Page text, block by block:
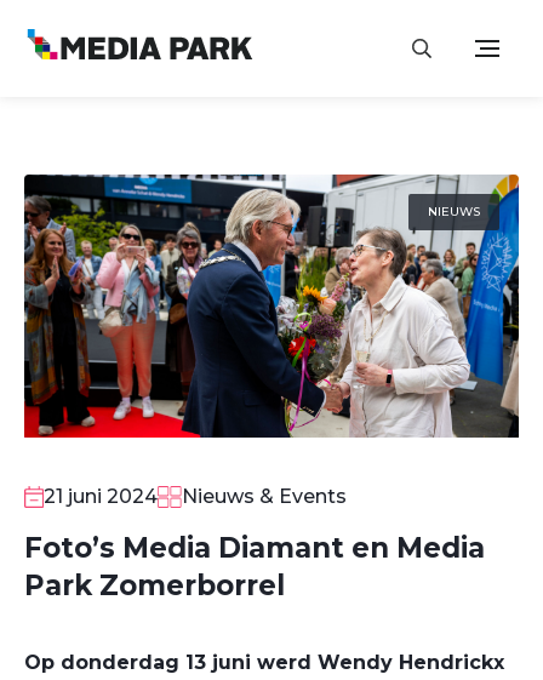
NIEUWS
21 juni 2024 Nieuws & Events
Foto’s Media Diamant en Media
Park Zomerborrel
Op donderdag 13 juni werd Wendy Hendrickx